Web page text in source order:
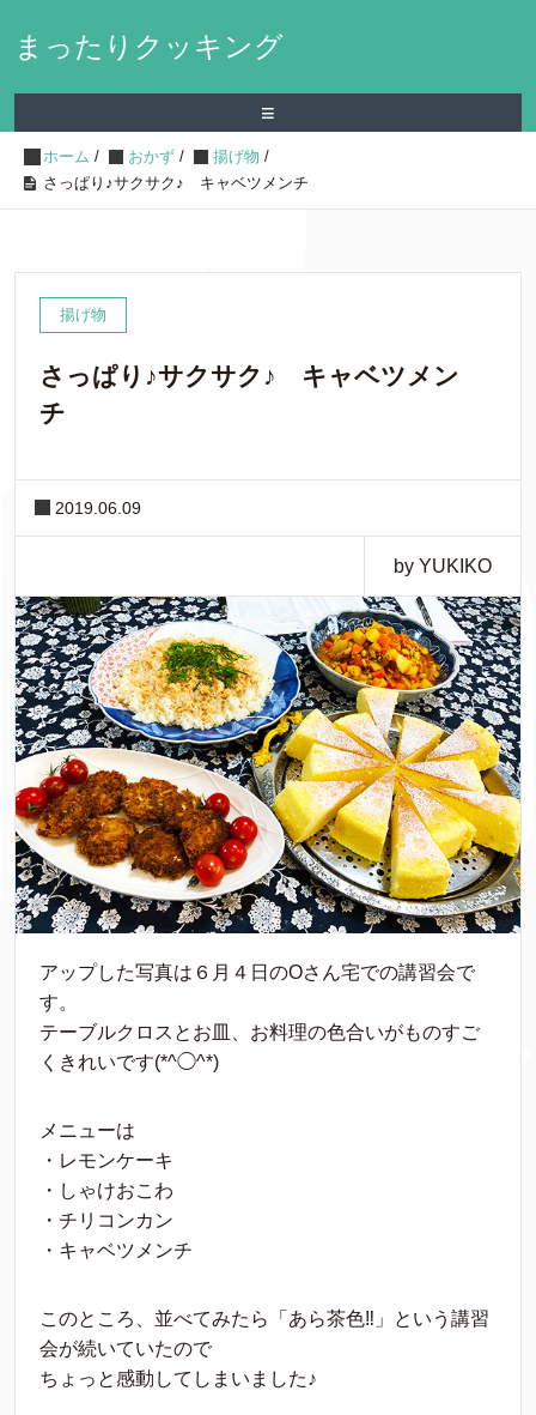
まったりクッキング
≡
ホーム / おかず / 揚げ物 /
さっぱり♪サクサク♪ キャベツメンチ
揚げ物
さっぱり♪サクサク♪ キャベツメン
チ
2019.06.09
by YUKIKO
アップした写真は６月４日のOさん宅での講習会で
す。
テーブルクロスとお皿、お料理の色合いがものすご
くきれいです(*^◯^*)
メニューは
・レモンケーキ
・しゃけおこわ
・チリコンカン
・キャベツメンチ
このところ、並べてみたら「あら茶色‼︎」という講習
会が続いていたので
ちょっと感動してしまいました♪